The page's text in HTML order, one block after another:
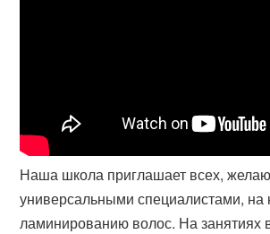
Наша школа приглашает всех,
универсальными специалистами, на
ламинированию волос. На занятиях